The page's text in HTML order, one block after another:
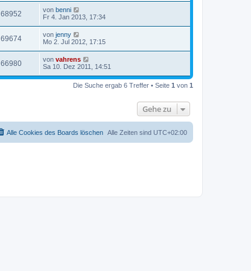
68952 von benni
Fr 4. Jan 2013, 17:34
69674 von jenny
Mo 2. Jul 2012, 17:15
66980 von vahrens
Sa 10. Dez 2011, 14:51
Die Suche ergab 6 Treffer • Seite 1 von 1
Gehe zu
Alle Zeiten sind UTC+02:00
Alle Cookies des Boards löschen